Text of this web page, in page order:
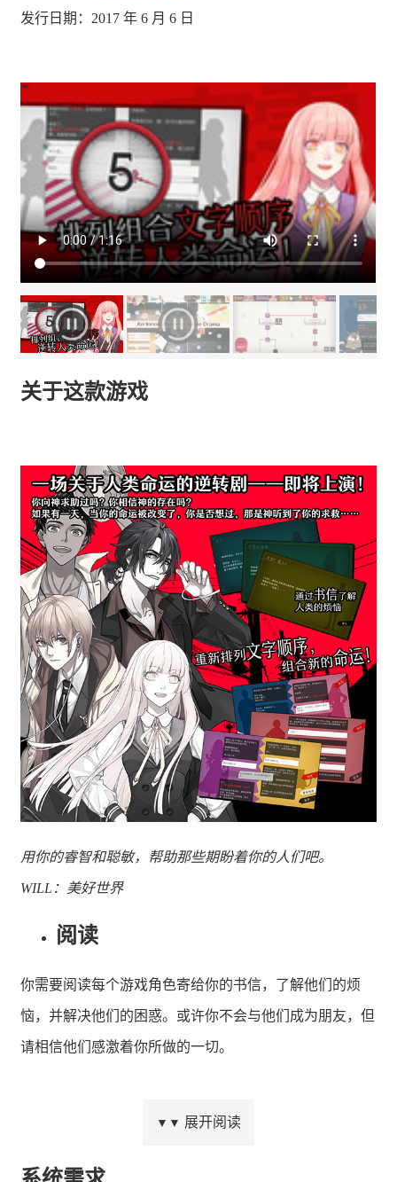
发行日期：2017 年 6 月 6 日
关于这款游戏
用你的睿智和聪敏，帮助那些期盼着你的人们吧。
WILL：美好世界
阅读
你需要阅读每个游戏角色寄给你的书信，了解他们的烦
恼，并解决他们的困惑。或许你不会与他们成为朋友，但
请相信他们感激着你所做的一切。
▼▼ 展开阅读